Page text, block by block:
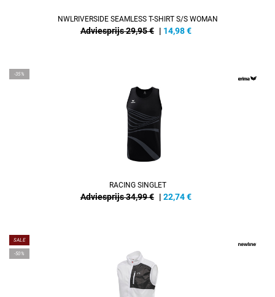
NWLRIVERSIDE SEAMLESS T-SHIRT S/S WOMAN
Adviesprijs 29,95 € | 14,98€
-35%
RACING SINGLET
Adviesprijs 34,99 € | 22,74€
SALE
-50%